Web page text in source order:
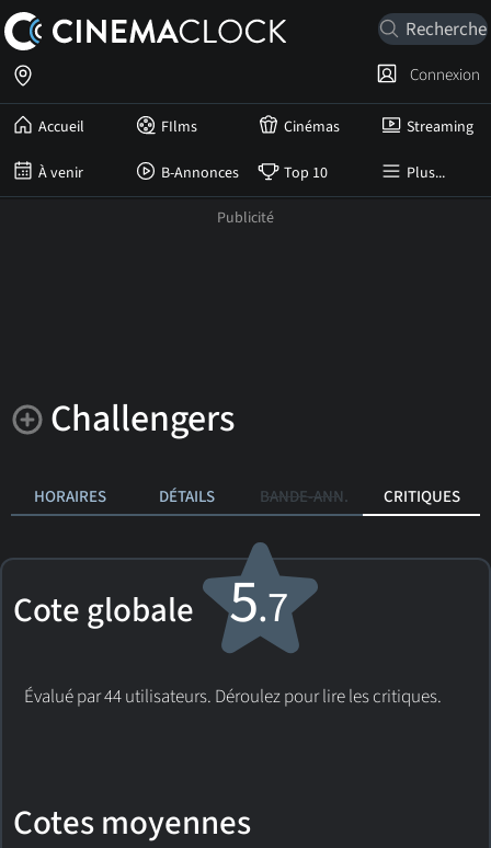
Accueil FIlms Cinémas Streaming
À venir B-Annonces Top 10 Plus...
Connexion
Challengers
HORAIRES DÉTAILS BANDE-ANN. CRITIQUES
Cote globale 5.7
Évalué par 44 utilisateurs. Déroulez pour lire les critiques.
Cotes moyennes